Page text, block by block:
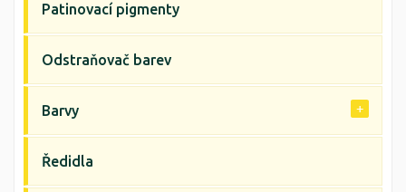
Patinovací pigmenty
Odstraňovač barev
Barvy
Ředidla